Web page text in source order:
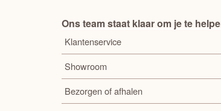
Ons team staat klaar om je te
Klantenservice
Showroom
Bezorgen of afhalen